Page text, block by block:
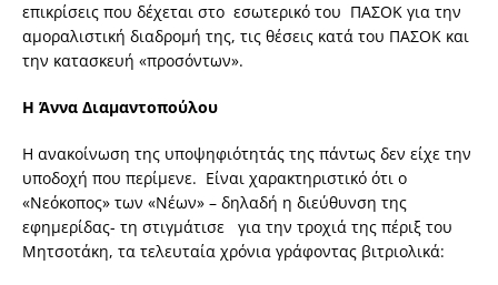
επικρίσεις που δέχεται στο εσωτερικό του ΠΑΣΟΚ για την
αμοραλιστική διαδρομή της, τις θέσεις κατά του ΠΑΣΟΚ και
την κατασκευή «προσόντων».
Η Άννα Διαμαντοπούλου
Η ανακοίνωση της υποψηφιότητάς της πάντως δεν είχε την
υποδοχή που περίμενε. Είναι χαρακτηριστικό ότι ο
«Νεόκοπος» των «Νέων» – δηλαδή η διεύθυνση της
εφημερίδας- τη στιγμάτισε για την τροχιά της πέριξ του
Μητσοτάκη, τα τελευταία χρόνια γράφοντας βιτριολικά: